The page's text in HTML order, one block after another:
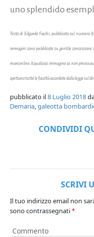
uno splendido
Testo di Edgardo Facchi, pubblicato sul numero
immagini sono pubblicate su gentile
mareonline.it qualsiasi immagine se non previa
spettano tutte le facoltà accordate dalla legge sul
pubblicato il8 Luglio 2018
Demaria,galeotta
CONDIVIDI
SCRIVI
Il tuo indirizzo email non
sono contrassegnati*
Commento